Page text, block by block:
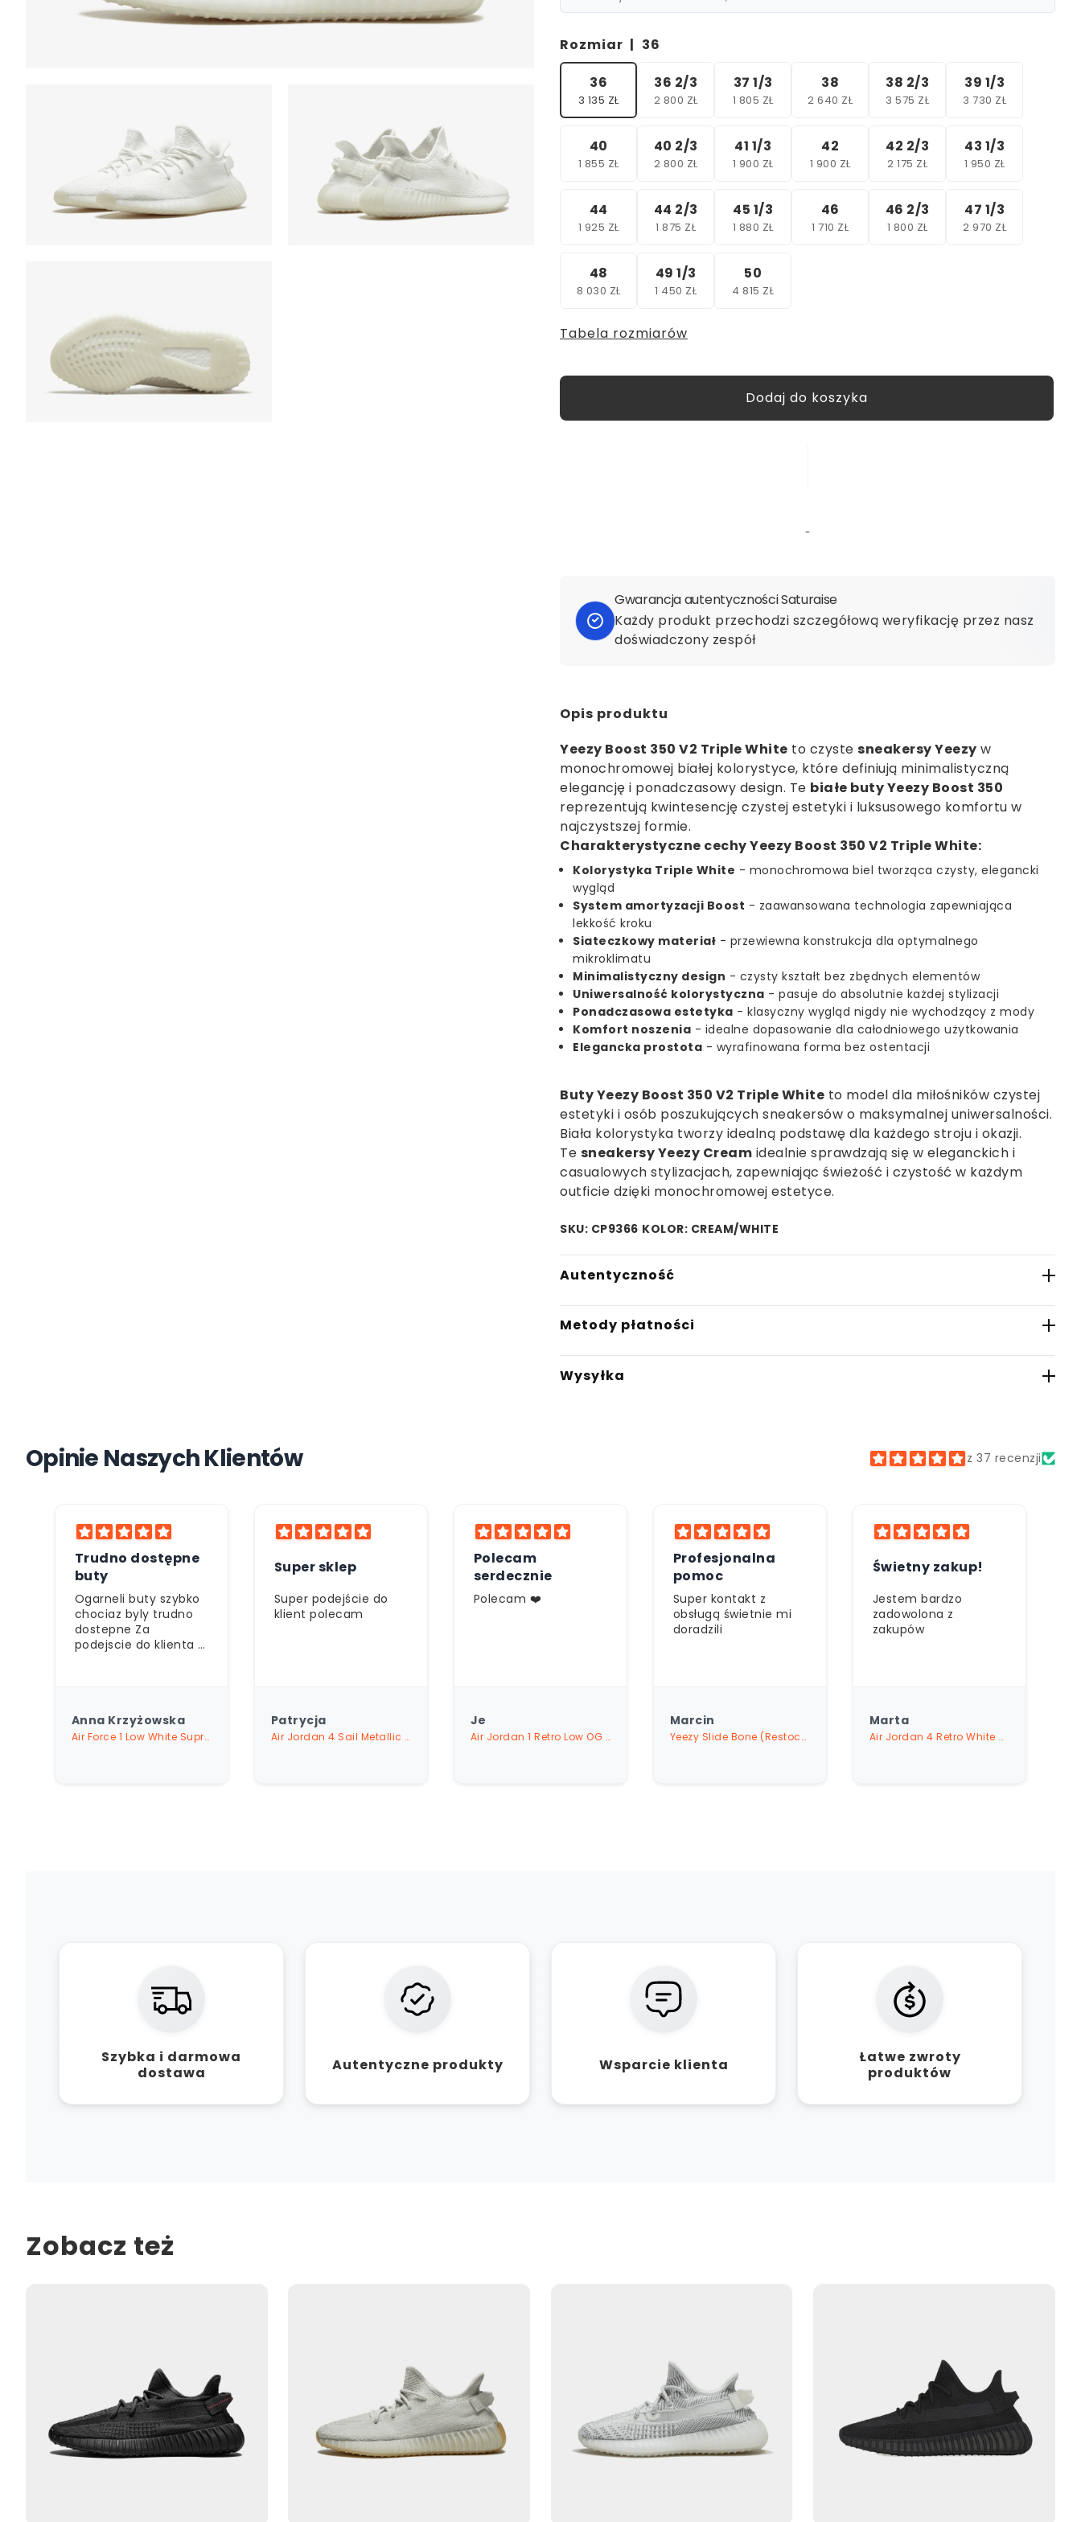
Rozmiar | 36
36
3 135 ZŁ
36 2/3
2 800 ZŁ
37 1/3
1 805 ZŁ
38
2 640 ZŁ
38 2/3
3 575 ZŁ
39 1/3
3 730 ZŁ
40
1 855 ZŁ
40 2/3
2 800 ZŁ
41 1/3
1 900 ZŁ
42
1 900 ZŁ
42 2/3
2 175 ZŁ
43 1/3
1 950 ZŁ
44
1 925 ZŁ
44 2/3
1 875 ZŁ
45 1/3
1 880 ZŁ
46
1 710 ZŁ
46 2/3
1 800 ZŁ
47 1/3
2 970 ZŁ
48
8 030 ZŁ
49 1/3
1 450 ZŁ
50
4 815 ZŁ
Tabela rozmiarów
Gwarancja autentyczności Saturaise
Każdy produkt przechodzi szczegółową weryfikację przez nasz
doświadczony zespół
Opis produktu
Yeezy Boost 350 V2 Triple White to czyste sneakersy Yeezy w
monochromowej białej kolorystyce, które definiują minimalistyczną
elegancję i ponadczasowy design. Te białe buty Yeezy Boost 350
reprezentują kwintesencję czystej estetyki i luksusowego komfortu w
najczystszej formie.
Charakterystyczne cechy Yeezy Boost 350 V2 Triple White:
Kolorystyka Triple White - monochromowa biel tworząca czysty, elegancki
wygląd
System amortyzacji Boost - zaawansowana technologia zapewniająca
lekkość kroku
Siateczkowy materiał - przewiewna konstrukcja dla optymalnego
mikroklimatu
Minimalistyczny design - czysty kształt bez zbędnych elementów
Uniwersalność kolorystyczna - pasuje do absolutnie każdej stylizacji
Ponadczasowa estetyka - klasyczny wygląd nigdy nie wychodzący z mody
Komfort noszenia - idealne dopasowanie dla całodniowego użytkowania
Elegancka prostota - wyrafinowana forma bez ostentacji
Buty Yeezy Boost 350 V2 Triple White to model dla miłośników czystej
estetyki i osób poszukujących sneakersów o maksymalnej uniwersalności.
Biała kolorystyka tworzy idealną podstawę dla każdego stroju i okazji.
Te sneakersy Yeezy Cream idealnie sprawdzają się w eleganckich i
casualowych stylizacjach, zapewniając świeżość i czystość w każdym
outficie dzięki monochromowej estetyce.
SKU: CP9366 KOLOR: CREAM/WHITE
Autentyczność
W Saturaise.com gwarantujemy, że wszystkie oferowane przez nas
produkty są w 100% oryginalne. Nasza starannie wyselekcjonowana sieć
zaufanych partnerów handlowych zapewnia nam dostęp wyłącznie do
autentycznych sneakersów. Każda para butów przechodzi szczegółową
Metody płatności
- Płatność przelewem
Wysyłka
Opinie Naszych Klientów z 37 recenzji
Super sklep
Super podejście do
klient polecam
Patrycja
Air Jordan 4 Sail Metallic Gold
Polecam
serdecznie
Polecam ❤️
Je
Air Jordan 1 Retro Low OG SP Travis Scott Medium Olive
Profesjonalna
pomoc
Super kontakt z
Marcin
Yeezy Slide Bone (Restock Pair)
Świetny zakup!
Jestem bardzo
zadowolona z
zakupów
Marta
Air Jordan 4 Retro White Cement (2025)
Szybka obsługa
Bardzo szybki i
sprawny kontakt z
obsługą
Łukasz
Air Jordan 4 White Thunder
Szybka i darmowa
dostawa
Autentyczne produkty Wsparcie klienta
Łatwe zwroty
produktów
Zobacz też